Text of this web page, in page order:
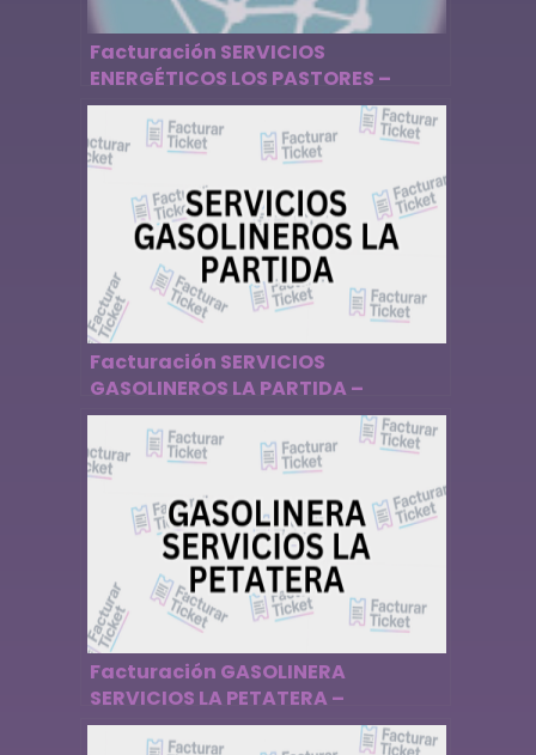
Facturación SERVICIOS
ENERGÉTICOS LOS PASTORES –
Descargar Factura
Facturación SERVICIOS
GASOLINEROS LA PARTIDA –
Descargar Factura
Facturación GASOLINERA
SERVICIOS LA PETATERA –
Descargar Factura